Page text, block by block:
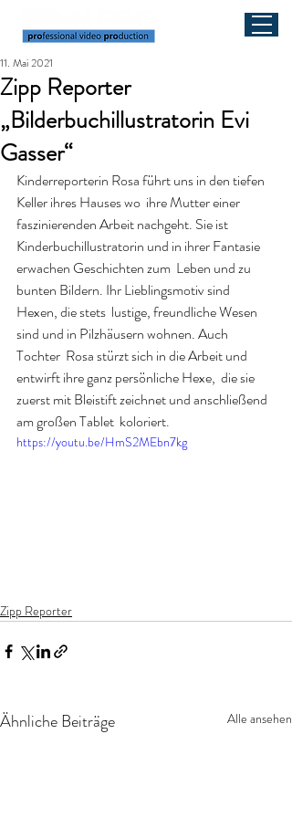
Zipp Reporter
„Bilderbuchillustratorin Evi
Gasser“
11. Mai 2021
Kinderreporterin Rosa führt uns in den tiefen
Keller ihres Hauses wo  ihre Mutter einer
faszinierenden Arbeit nachgeht. Sie ist
Kinderbuchillustratorin und in ihrer Fantasie
erwachen Geschichten zum  Leben und zu
bunten Bildern. Ihr Lieblingsmotiv sind
Hexen, die stets  lustige, freundliche Wesen
sind und in Pilzhäusern wohnen. Auch
Tochter  Rosa stürzt sich in die Arbeit und
entwirft ihre ganz persönliche Hexe,  die sie
zuerst mit Bleistift zeichnet und anschließend
am großen Tablet  koloriert.
https://youtu.be/HmS2MEbn7kg
Zipp Reporter
Ähnliche Beiträge Alle ansehen